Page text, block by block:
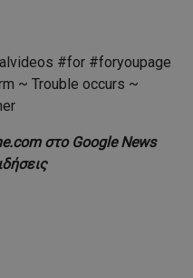
#for #foryoupage
~ Trouble occurs ~
στο Google News